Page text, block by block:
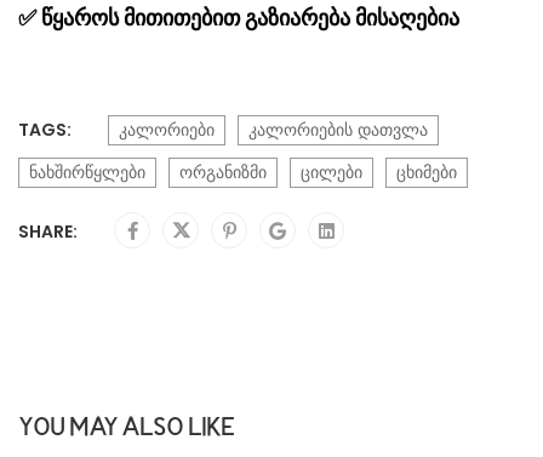
✅ წყაროს მითითებით გაზიარება მისაღებია
TAGS: კალორიები
კალორიების დათვლა
ნახშირწყლები
ორგანიზმი ცილები ცხიმები
SHARE:
YOU MAY ALSO LIKE